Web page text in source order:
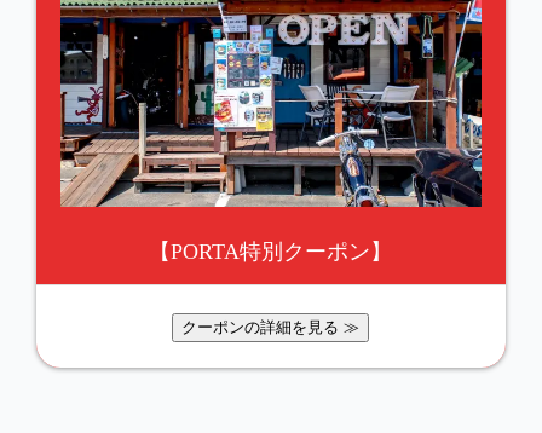
【PORTA特別クーポン】
クーポンの詳細を見る ≫